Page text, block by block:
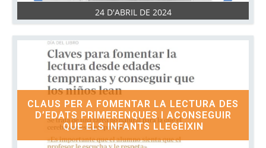
24 D'ABRIL DE 2024
CLAUS PER A FOMENTAR LA LECTURA DES
D’EDATS PRIMERENQUES I ACONSEGUIR
QUE ELS INFANTS LLEGEIXIN